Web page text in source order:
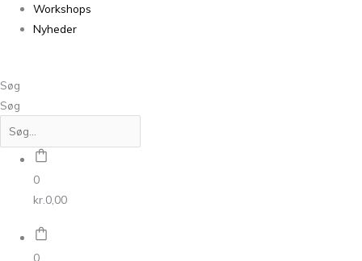
Workshops
Nyheder
Søg
Søg
0
kr. 0,00
0